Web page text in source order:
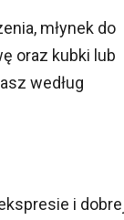
młynek do
oraz kubki lub
według
i